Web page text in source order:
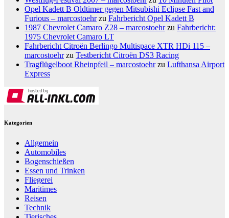
Opel Kadett B Oldtimer gegen Mitsubishi Eclipse Fast and
Furious – marcostoehrzu Fahrbericht Opel Kadett B
1987 Chevrolet Camaro Z28 – marcostoehrzu Fahrbericht:
1975 Chevrolet Camaro LT
Fahrbericht Citroën Berlingo Multispace XTR HDi 115 –
marcostoehrzu Testbericht Citroën DS3 Racing
Tragflügelboot Rheinpfeil – marcostoehrzu Lufthansa Airport
Express
Kategorien
Allgemein
Automobiles
Bogenschießen
Essen und Trinken
Fliegerei
Maritimes
Reisen
Technik